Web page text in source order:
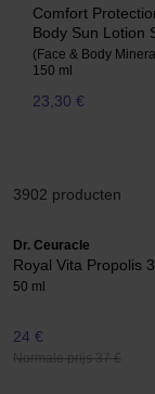
Comfort
Body Sun Lotion
(Face & Body
150 ml
23,30 €
3902 producten
Dr. Ceuracle
Royal Vita Propolis
50 ml
24 €
Normale prijs 37 €